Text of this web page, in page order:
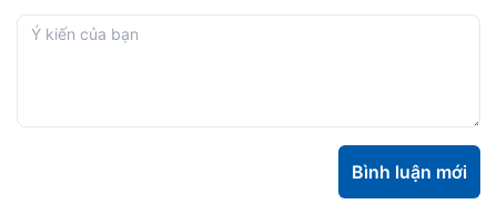
Bình luận mới